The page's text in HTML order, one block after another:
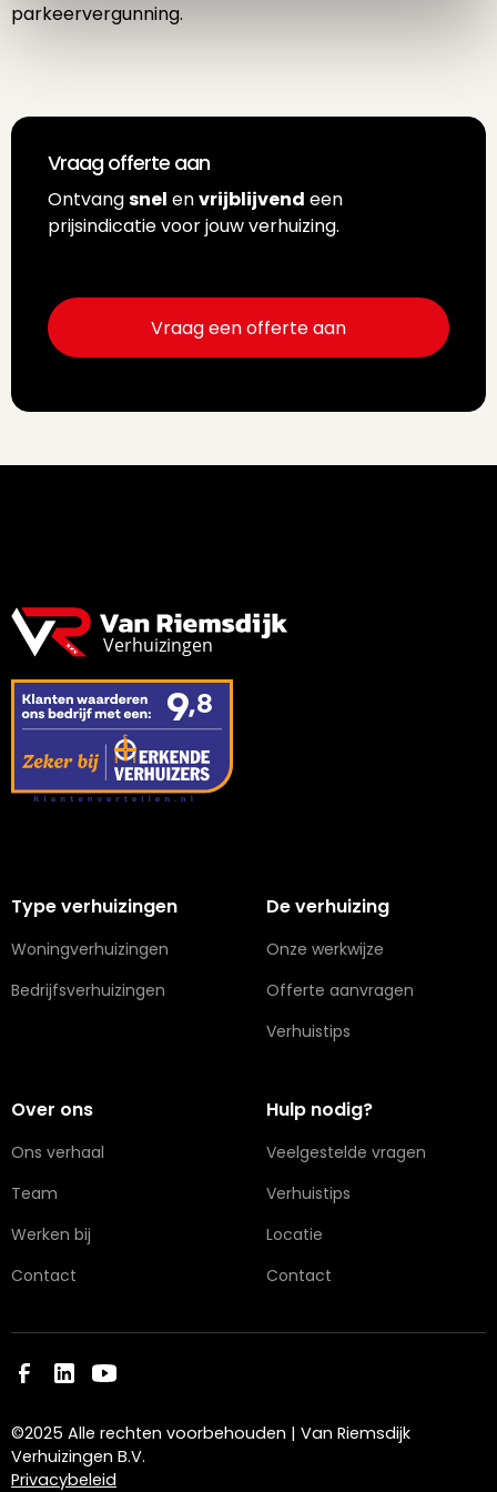
parkeervergunning.
Vraag offerte aan
Ontvangsnel envrijblijvend een
prijsindicatie voor jouw verhuizing.
Vraag een offerte aan
Type verhuizingen
Woningverhuizingen
Bedrijfsverhuizingen
De verhuizing
Onze werkwijze
Offerte aanvragen
Verhuistips
Over ons
Ons verhaal
Team
Werken bij
Contact
Hulp nodig?
Veelgestelde vragen
Verhuistips
Locatie
Contact
Privacybeleid
©2025 Alle rechten voorbehouden | Van Riemsdijk
Verhuizingen B.V.